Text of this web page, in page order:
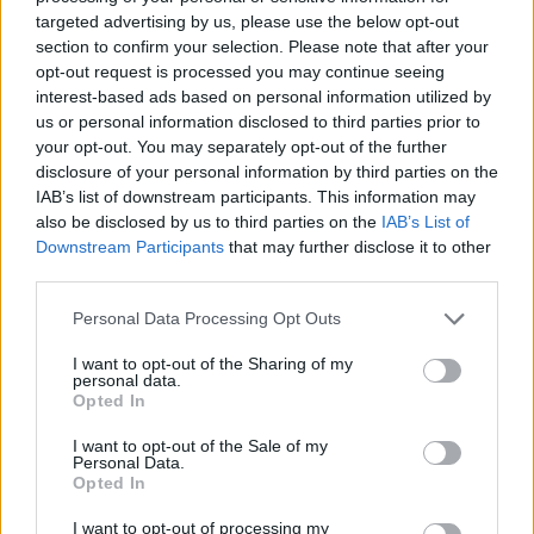
targeted advertising by us, please use the below opt-out
section to confirm your selection. Please note that after your
opt-out request is processed you may continue seeing
interest-based ads based on personal information utilized by
us or personal information disclosed to third parties prior to
your opt-out. You may separately opt-out of the further
disclosure of your personal information by third parties on the
IAB’s list of downstream participants. This information may
also be disclosed by us to third parties on the IAB’s List of
Downstream Participants that may further disclose it to other
Personal Data Processing Opt Outs
I want to opt-out of the Sharing of my
personal data.
Opted In
I want to opt-out of the Sale of my
Personal Data.
Opted In
I want to opt-out of processing my
effectively, making it a smart selection for
anybody on the lookout for pure aid.
It’s already found in the body as half of a
larger hormone (alpha-MSH).
KPV is a tripeptide (i.e. 3 amino acids
long) that makes up the C-terminal end of
a larger naturally occurring melanocortin
melanocyte-stimulating hormone (α-
MSH).
Peptide therapy is a specialized and
consideration underneath the supervision
of
a certified healthcare skilled. While this